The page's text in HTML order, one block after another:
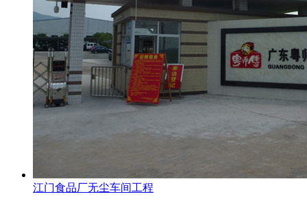
江门食品厂无尘车间工程